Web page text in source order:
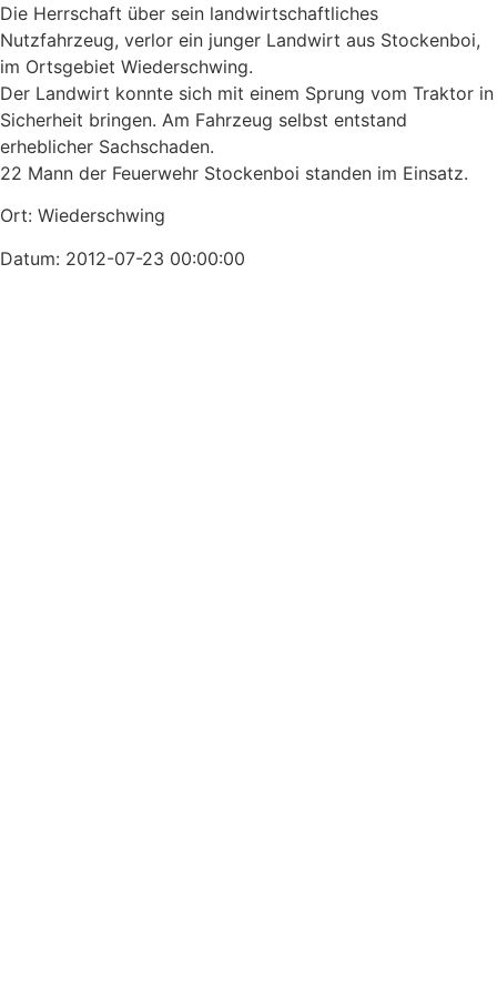
Die Herrschaft über sein landwirtschaftliches
Nutzfahrzeug, verlor ein junger Landwirt aus Stockenboi,
im Ortsgebiet Wiederschwing.
Der Landwirt konnte sich mit einem Sprung vom Traktor in
Sicherheit bringen. Am Fahrzeug selbst entstand
erheblicher Sachschaden.
22 Mann der Feuerwehr Stockenboi standen im Einsatz.
Ort: Wiederschwing
Datum: 2012-07-23 00:00:00